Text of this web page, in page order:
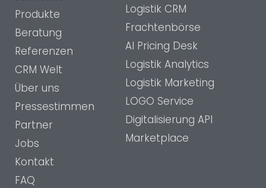
Produkte
Beratung
Referenzen
CRM Welt
Über uns
Pressestimmen
Partner
Jobs
Kontakt
FAQ
Logistik CRM
Frachtenbörse
AI Pricing Desk
Logistik Analytics
Logistik Marketing
LOGO Service
Digitalisierung API
Marketplace